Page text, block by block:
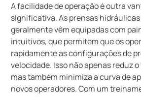
A facilidade de operação é outra
significativa. As prensas
geralmente vêm equipadas com
intuitivos, que permitem que os
rapidamente as configurações de
velocidade. Isso não apenas reduz
mas também minimiza a curva de
novos operadores. Com um